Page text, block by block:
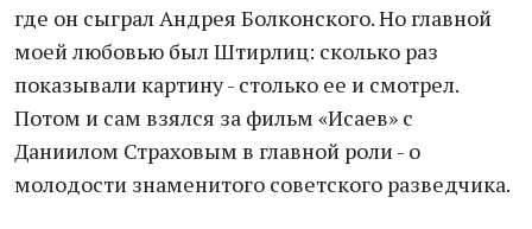
где он сыграл Андрея Болконского. Но главной
моей любовью был Штирлиц: сколько раз
показывали картину - столько ее и смотрел.
Потом и сам взялся за фильм «Исаев» с
Даниилом Страховым в главной роли - о
молодости знаменитого советского разведчика.